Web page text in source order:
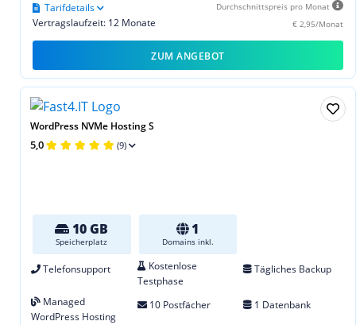
Durchschnittspreis pro Monat
€ 2,95/Monat
Vertragslaufzeit: 12 Monate
Tarifdetails
ZUM ANGEBOT
WordPress NVMe Hosting S
5,0 (9)
10 GB
Speicherplatz
1
Domains inkl.
Telefonsupport
Kostenlose
Testphase
Tägliches Backup
Managed
WordPress Hosting
10 Postfächer 1 Datenbank